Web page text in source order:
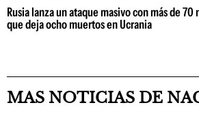
Rusia lanza un ataque masivo con más de
que deja ocho muertos en Ucrania
MAS NOTICIAS DE